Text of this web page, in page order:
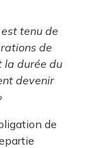
tenu de
de
la durée du
devenir
de